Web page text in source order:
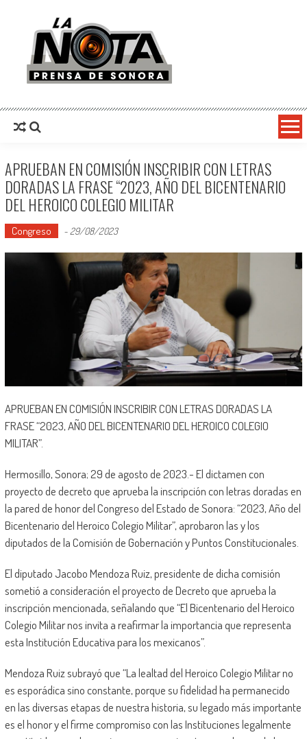
La Nota Prensa De Sonora
APRUEBAN EN COMISIÓN INSCRIBIR CON LETRAS
DORADAS LA FRASE “2023, AÑO DEL BICENTENARIO
DEL HEROICO COLEGIO MILITAR
Congreso - 29/08/2023
APRUEBAN EN COMISIÓN INSCRIBIR CON LETRAS DORADAS LA
FRASE “2023, AÑO DEL BICENTENARIO DEL HEROICO COLEGIO
MILITAR”.
Hermosillo, Sonora; 29 de agosto de 2023.- El dictamen con
proyecto de decreto que aprueba la inscripción con letras doradas en
la pared de honor del Congreso del Estado de Sonora: “2023, Año del
Bicentenario del Heroico Colegio Militar”, aprobaron las y los
diputados de la Comisión de Gobernación y Puntos Constitucionales.
El diputado Jacobo Mendoza Ruiz, presidente de dicha comisión
sometió a consideración el proyecto de Decreto que aprueba la
inscripción mencionada, señalando que “El Bicentenario del Heroico
Colegio Militar nos invita a reafirmar la importancia que representa
esta Institución Educativa para los mexicanos”.
Mendoza Ruiz subrayó que “La lealtad del Heroico Colegio Militar no
es esporádica sino constante, porque su fidelidad ha permanecido
en las diversas etapas de nuestra historia, su legado más importante
es el honor y el firme compromiso con las Instituciones legalmente